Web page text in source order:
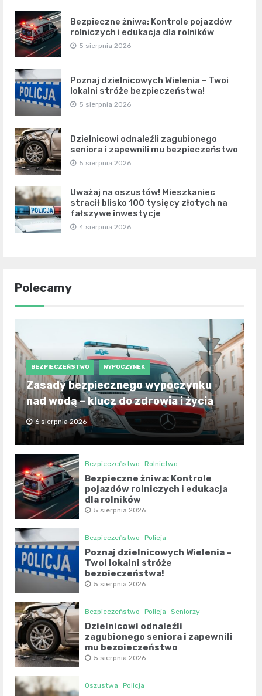
Bezpieczne żniwa: Kontrole pojazdów
rolniczych i edukacja dla rolników
5 sierpnia 2026
Poznaj dzielnicowych Wielenia – Twoi
lokalni stróże bezpieczeństwa!
5 sierpnia 2026
Dzielnicowi odnaleźli zagubionego
seniora i zapewnili mu bezpieczeństwo
5 sierpnia 2026
Uważaj na oszustów! Mieszkaniec
stracił blisko 100 tysięcy złotych na
fałszywe inwestycje
4 sierpnia 2026
Polecamy
BEZPIECZEŃSTWO WYPOCZYNEK
Zasady bezpiecznego wypoczynku
nad wodą – klucz do zdrowia i życia
6 sierpnia 2026
Bezpieczeństwo Rolnictwo
Bezpieczne żniwa: Kontrole
pojazdów rolniczych i edukacja
dla rolników
5 sierpnia 2026
Bezpieczeństwo Policja
Poznaj dzielnicowych Wielenia –
Twoi lokalni stróże
bezpieczeństwa!
5 sierpnia 2026
Bezpieczeństwo Policja Seniorzy
Dzielnicowi odnaleźli
zagubionego seniora i zapewnili
mu bezpieczeństwo
5 sierpnia 2026
Oszustwa Policja